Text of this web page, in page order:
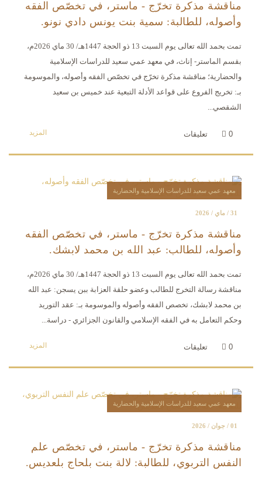
مناقشة مذكرة تخرّج - ماستر، في تخصّص الفقه
وأصوله، للطالبة: سمية بنت يونس دادي نونو.
تمت بحمد الله تعالى يوم السبت 13 ذو الحجة 1447هـ/ 30 ماي 2026م،
بقسم الماستر- إناث، في معهد عمي سعيد للدراسات الإسلامية
والحضارية؛ مناقشة مذكرة تخرّج في تخصّص الفقه وأصوله، والموسومة
بـ: تخريج الفروع على قواعد الأدلة التبعية عند خميس بن سعيد
الشقصي...
المزيد 0 تعليقات
معهد عمي سعيد للدراسات الإسلامية والحضارية
مناقشة مذكرة تخرّج - ماستر، في تخصّص الفقه
وأصوله، للطالب: عبد الله بن محمد لابشك.
تمت بحمد الله تعالى يوم السبت 13 ذو الحجة 1447هـ/ 30 ماي 2026م،
مناقشة رسالة التخرج للطالب وعضو حلقة العزابة ببن يسجن: عبد الله
بن محمد لابشك، تخصص الفقه وأصوله والموسومة بـ: عقد التوريد
وحكم التعامل به في الفقه الإسلامي والقانون الجزائري - دراسة...
المزيد 0 تعليقات
معهد عمي سعيد للدراسات الإسلامية والحضارية
مناقشة مذكرة تخرّج - ماستر، في تخصّص علم
النفس التربوي، للطالبة: لالة بنت بلحاج بلعديس.